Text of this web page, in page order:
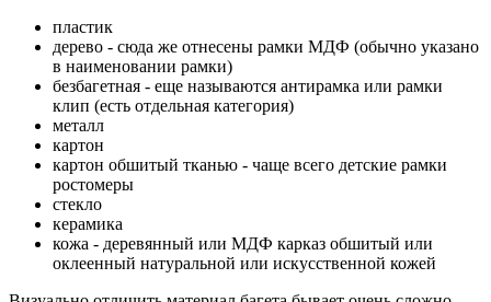
пластик
дерево - сюда же отнесены рамки МДФ (обычно указано
в наименовании рамки)
безбагетная - еще называются антирамка или рамки
клип (есть отдельная категория)
металл
картон
картон обшитый тканью - чаще всего детские рамки
ростомеры
стекло
керамика
кожа - деревянный или МДФ карказ обшитый или
оклеенный натуральной или искусственной кожей